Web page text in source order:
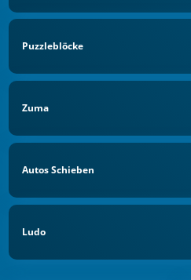
Puzzleblöcke
Zuma
Autos Schieben
Ludo